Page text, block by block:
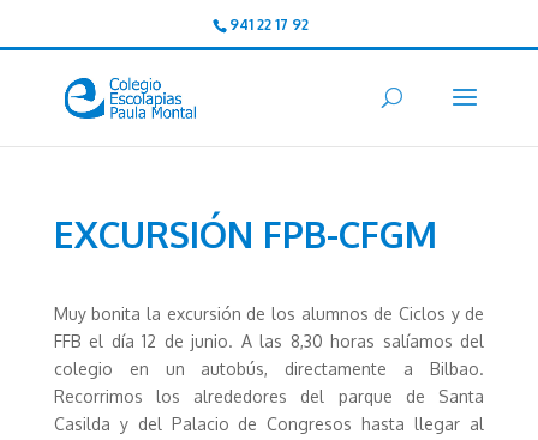
941 22 17 92
EXCURSIÓN FPB-CFGM
Muy bonita la excursión de los alumnos de Ciclos y de
FFB el día 12 de junio. A las 8,30 horas salíamos del
colegio en un autobús, directamente a Bilbao.
Recorrimos los alrededores del parque de Santa
Casilda y del Palacio de Congresos hasta llegar al